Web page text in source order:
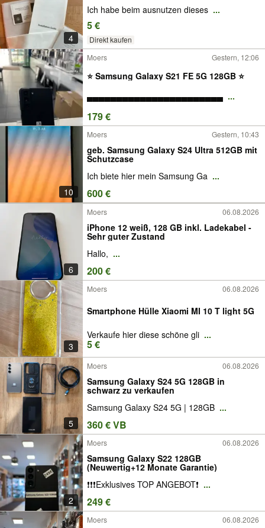
4
Ich habe beim ausnutzen dieses ...
5 €
Direkt kaufen
Moers
Gestern, 12:06
⭐️ Samsung Galaxy S21 FE 5G 128GB ⭐️
▄▄▄▄▄▄▄▄▄▄▄▄▄▄▄▄▄▄▄▄▄▄▄ ...
179 €
10
Moers Gestern, 10:43
geb. Samsung Galaxy S24 Ultra 512GB mit
Schutzcase
Ich biete hier mein Samsung Ga ...
600 €
6
Moers 06.08.2026
iPhone 12 weiß, 128 GB inkl. Ladekabel -
Sehr guter Zustand
Hallo, ...
200 €
3
Moers 06.08.2026
Smartphone Hülle Xiaomi MI 10 T light 5G
Verkaufe hier diese schöne gli ...
5 €
5
Moers 06.08.2026
Samsung Galaxy S24 5G 128GB in
schwarz zu verkaufen
Samsung Galaxy S24 5G | 128GB ...
360 € VB
2
Moers 06.08.2026
Samsung Galaxy S22 128GB
(Neuwertig+12 Monate Garantie)
❗️❗️❗️Exklusives TOP ANGEBOT❗️ ...
249 €
Moers 06.08.2026